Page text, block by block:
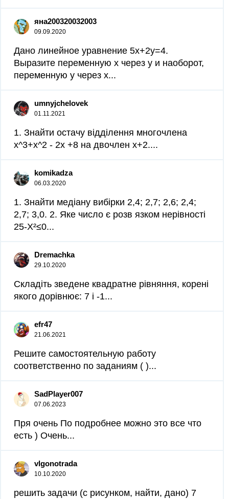
яна200320032003
09.09.2020
Дано линейное уравнение 5х+2у=4.
Выразите переменную х через у и наоборот,
переменную у через х...
umnyjchelovek
01.11.2021
1. Знайти остачу відділення многочлена
x^3+x^2 - 2х +8 на двочлен х+2.​...
komikadza
06.03.2020
1. Знайти медіану вибірки 2,4; 2,7; 2,6; 2,4;
2,7; 3,0. 2. Яке число є розв язком нерівності
25-X²≤0...
Dremachka
29.10.2020
Складіть зведене квадратне рівняння, корені
якого дорівнює: 7 і -1...
efr47
21.06.2021
Решите самостоятельную работу
соответственно по заданиям ( )...
SadPlayer007
07.06.2023
Пря очень По подробнее можно это все что
есть ) Очень...
vlgonotrada
10.10.2020
решить задачи (с рисунком, найти, дано) 7